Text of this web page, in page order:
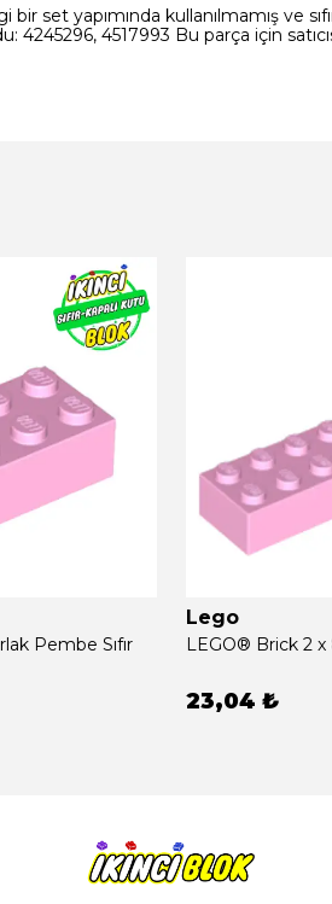
set yapımında kullanılmamış ve
4245296, 4517993 Bu parça için
Pembe Sıfır
Lego
LEGO® Brick 2 x
23,04 ₺